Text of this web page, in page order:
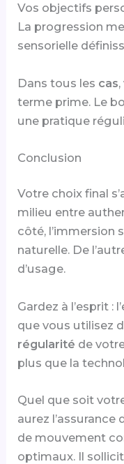
Vos objectifs
La progression
sensorielle
Dans tous les cas
terme prime. Le
une pratique
Conclusion
Votre choix final
milieu entre
côté, l’immersion
naturelle. De
d’usage.
Gardez à l’esprit :
que vous utilisez
régularité de
plus que la
Quel que soit
aurez l’assurance
de mouvement
optimaux. Il